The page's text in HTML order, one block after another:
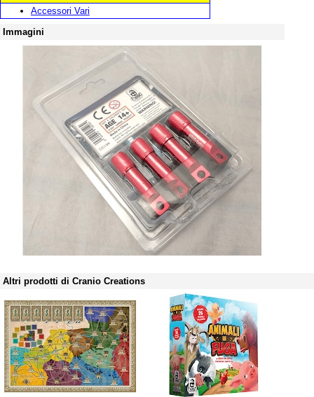
Accessori Vari
Immagini
Altri prodotti di Cranio Creations